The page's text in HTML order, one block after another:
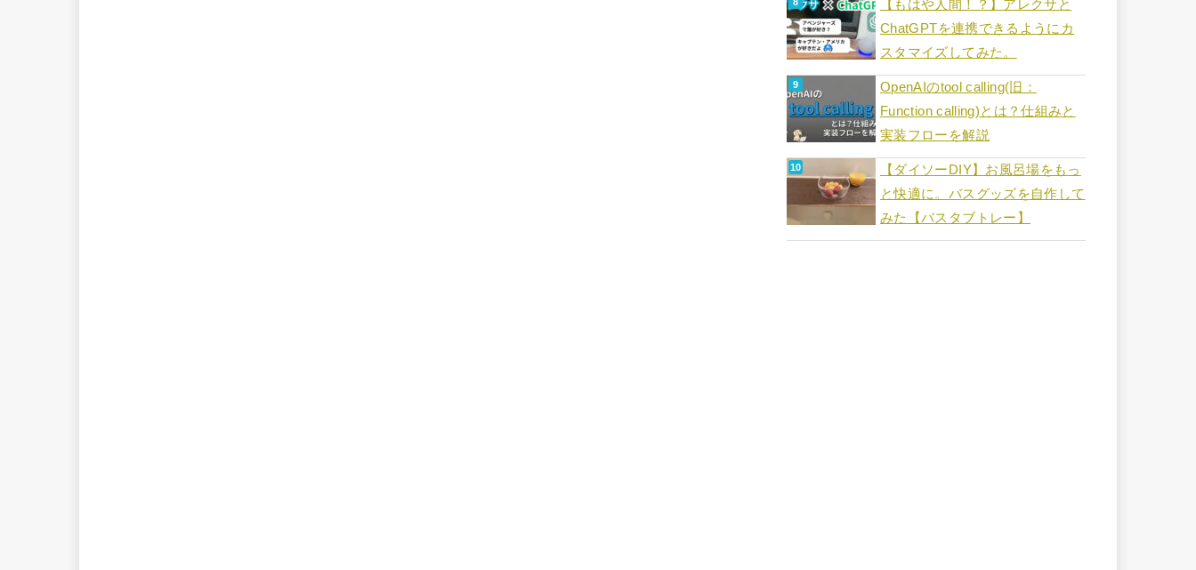
【もはや人間！？】アレクサと
ChatGPTを連携できるようにカ
スタマイズしてみた。
OpenAIのtool calling(旧：
Function calling)とは？仕組みと
実装フローを解説
【ダイソーDIY】お風呂場をもっ
と快適に。バスグッズを自作して
みた【バスタブトレー】